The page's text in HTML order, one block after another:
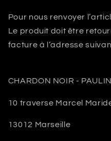
Pour nous renvoyer
Le produit doit être
facture à l’adresse
CHARDON NOIR -
10 traverse Marcel
13012 Marseille